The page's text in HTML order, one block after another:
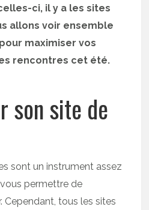
ci, il y a les sites
allons voir ensemble
maximiser vos
rencontres cet été.
son site de
sont un instrument assez
permettre de
Cependant, tous les sites